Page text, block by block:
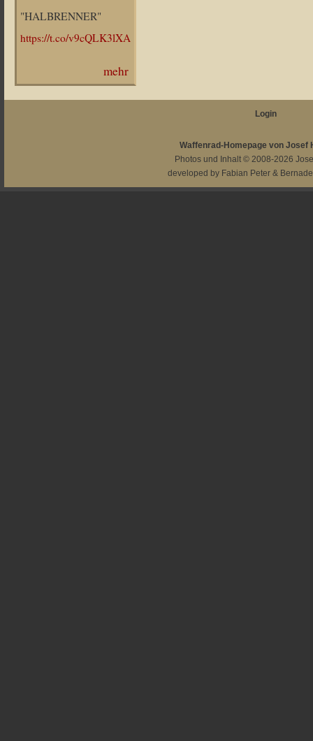
"HALBRENNER"
https://t.co/v9cQLK3lXA
mehr
Login
Waffenrad-Homepage von Josef
Photos und Inhalt © 2008-2026
developed by Fabian Peter &